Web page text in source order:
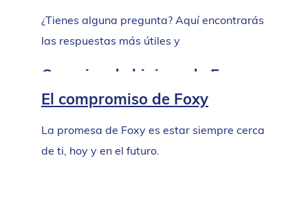
¿Tienes alguna pregunta? Aquí encontrarás
las respuestas más útiles y
Consejos de higiene de Foxy
Consejos prácticos para cuidar de tu hogar.
El compromiso de Foxy
La promesa de Foxy es estar siempre cerca
de ti, hoy y en el futuro.